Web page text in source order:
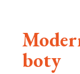
boty